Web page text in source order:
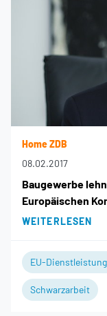
Home ZDB
08.02.2017
Baugewerbe
Europäischen
WEITERLESEN
EU-
Schwarzarbeit